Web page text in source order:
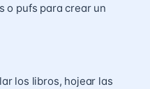
o pufs para crear un
los libros, hojear las